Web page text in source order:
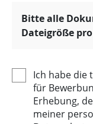
Bitte alle
Dateigröße
Ich habe die
für
Erhebung,
meiner